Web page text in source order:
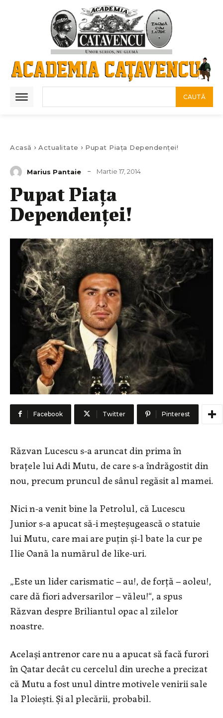
CAUTĂ
Acasă Actualitate Pupat Piața Dependenței!
Marius Pantaie Martie 17, 2014
Pupat Piața
Dependenței!
Facebook Twitter Pinterest
Răzvan Lucescu s-a aruncat din prima în
brațele lui Adi Mutu, de care s-a îndrăgostit din
nou, precum pruncul de sânul regăsit al mamei.
Nici n-a venit bine la Petrolul, că Lucescu
Junior s-a apucat să-i meșteșugească o statuie
lui Mutu, care mai are puțin și-l bate la cur pe
Ilie Oană la numărul de like-uri.
„Este un lider carismatic – au!, de forță – aoleu!,
care dă fiori adversarilor – văleu!“, a spus
Răzvan despre Briliantul opac al zilelor
noastre.
Același antrenor care nu a apucat să facă furori
în Qatar decât cu cercelul din ureche a precizat
că Mutu a fost unul dintre motivele venirii sale
la Ploiești. Și al plecării, probabil.